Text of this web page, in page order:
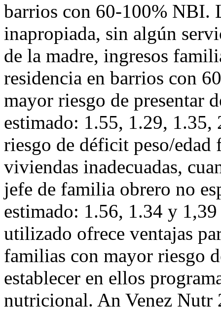
barrios con 60-100% NBI.
inapropiada, sin algún
de la madre, ingresos
residencia en barrios con
mayor riesgo de presentar
estimado: 1.55, 1.29,
riesgo de déficit peso/edad
viviendas inadecuadas,
jefe de familia obrero no
estimado: 1.56, 1.34 y
utilizado ofrece ventajas
familias con mayor riesgo
establecer en ellos
nutricional. An Venez